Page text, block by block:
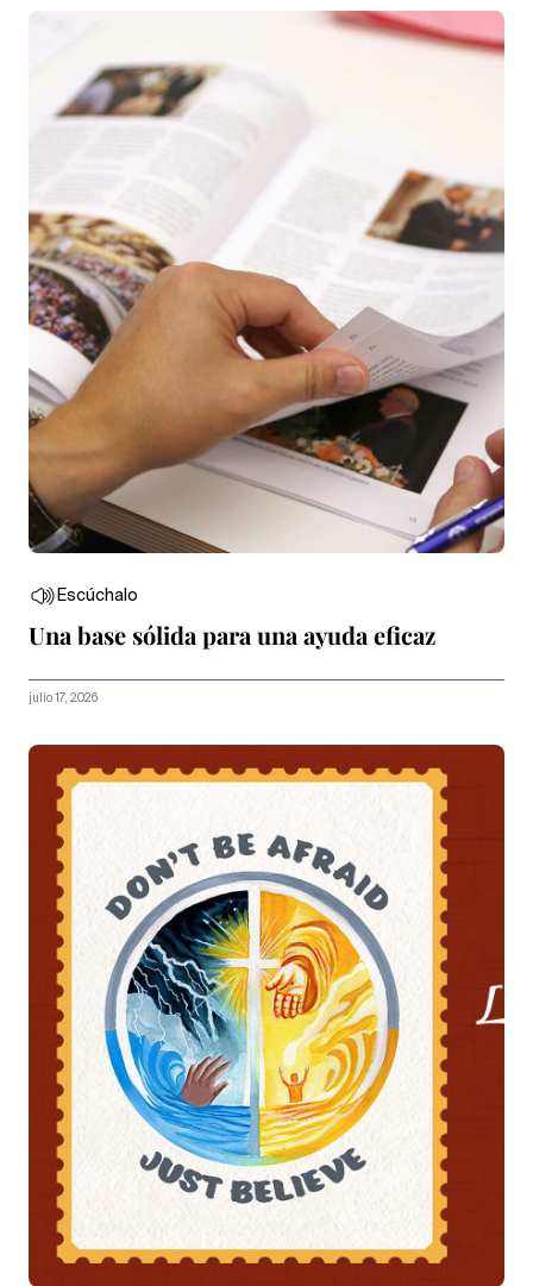
Escúchalo
Una base sólida para una ayuda eficaz
julio 17, 2026